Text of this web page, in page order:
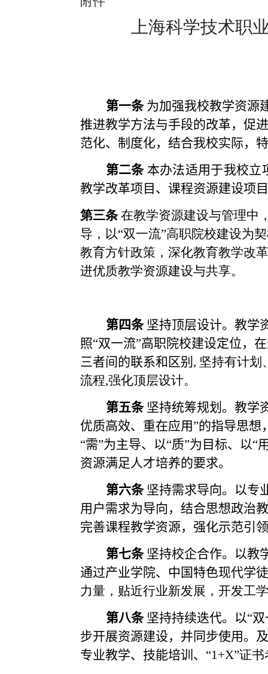
上海科学技术职
第一条为加强我校教学资源
推进教学方法与手段的改革，促
范化、制度化，结合我校实际，
第二条本办法适用于我校立
教学改革项目、课程资源建设项
第三条 在教学资源建设与管理中
导 ， 以“双一流”高职院校建设为
教育方针政策，深化教育教学改
进优质教学资源建设与共享。
第四条 坚持顶层设计。教学
照“双一流”高职院校建设定位，
三者间的联系和区别 , 坚持有计划
流程,强化顶层设计。
第五条 坚持统筹规划。教学
优质高效、重在应用”的指导思
“需”为主导、以“质”为目标、以
资源满足人才培养的要求。
第六条 坚持需求导向。以专
用户需求为导向，结合思想政治
完善课程教学资源，强化示范引
第七条 坚持校企合作。以教
通过产业学院、中国特色现代学
力量，贴近行业新发展，开发工
第八条 坚持持续迭代。以“
步开展资源建设，并同步使用。
专业教学、技能培训、“1+X”证书